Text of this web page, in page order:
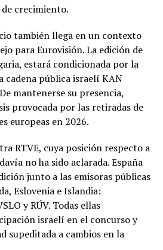
de crecimiento.
también llega en un contexto
para Eurovisión. La edición de
estará condicionada por la
cadena pública israelí KAN
mantenerse su presencia,
provocada por las retiradas de
europeas en 2026.
RTVE, cuya posición respecto a
no ha sido aclarada. España
junto a las emisoras públicas
Eslovenia e Islandia:
y RÚV. Todas ellas
israelí en el concurso y
supeditada a cambios en la